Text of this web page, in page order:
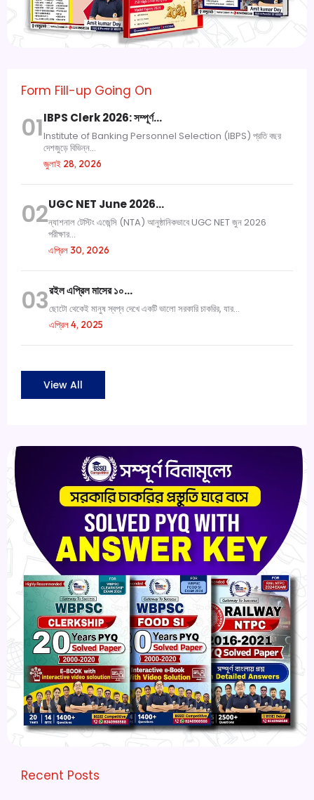
Form Fill-up Going On
01IBPS Clerk 2026: সম্পূর্ণ…
Institute of Banking Personnel Selection (IBPS) প্রতি বছর
দেশজুড়ে বিভিন্ন...
জুলাই 28, 2026
02UGC NET June 2026…
ন্যাশনাল টেস্টিং এজেন্সি (NTA) আনুষ্ঠানিকভাবে UGC NET জুন 2026
পরীক্ষার...
এপ্রিল 30, 2026
03রইল এপ্রিল মাসের ১০…
ছোটো থেকেই মানুষ স্বপ্ন দেখে একটি ভালো সরকারি চাকরির, যার...
এপ্রিল 4, 2025
View All
Recent Posts